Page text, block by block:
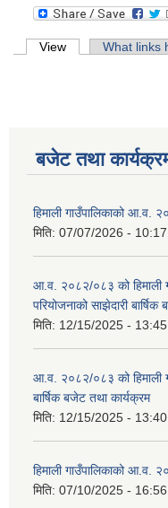
Primary tabs
View (active tab)What links
बजेट तथा
हिमाली गाउँपालिकाको
मिति: 07/07/2026 - 10:17
आ.व. २०८२/०८३ को हिमाली
परियोजनाको साझेदारी
मिति: 12/15/2025 - 13:45
आ.व. २०८२/०८३ को हिमाली
बार्षिक बजेट तथा कार्यक्रम
मिति: 12/15/2025 - 13:40
हिमाली गाउँपालिकाको आ.व.
मिति: 07/10/2025 - 16:56